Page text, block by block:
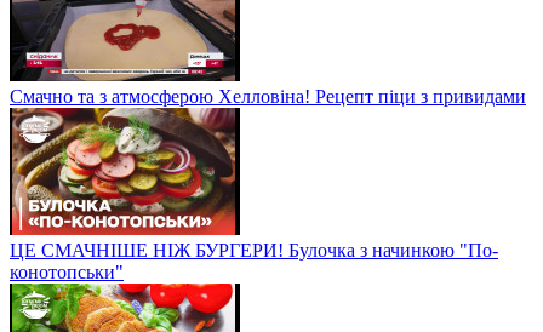
Смачно та з атмосферою Хелловіна! Рецепт піци з привидами
ЦЕ СМАЧНІШЕ НІЖ БУРГЕРИ! Булочка з начинкою "По-
конотопськи"